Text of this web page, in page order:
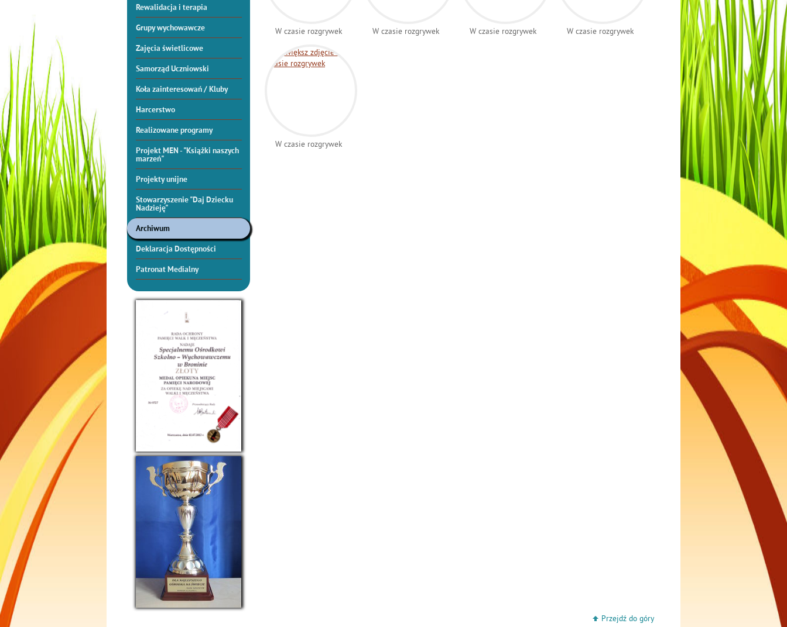
Rewalidacja i terapia
Grupy wychowawcze
Zajęcia świetlicowe
Samorząd Uczniowski
Koła zainteresowań / Kluby
Harcerstwo
Realizowane programy
Projekt MEN - "Książki naszych
marzeń"
Projekty unijne
Stowarzyszenie "Daj Dziecku
Nadzieję"
Archiwum
Deklaracja Dostępności
Patronat Medialny
W czasie rozgrywek W czasie rozgrywek W czasie rozgrywek W czasie rozgrywek
W czasie rozgrywek
Przejdź do góry